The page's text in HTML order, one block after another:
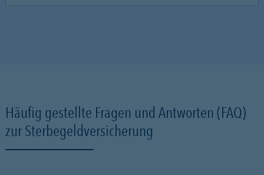
Häufig gestellte Fragen und Antworten (FAQ)
zur Sterbegeldversicherung